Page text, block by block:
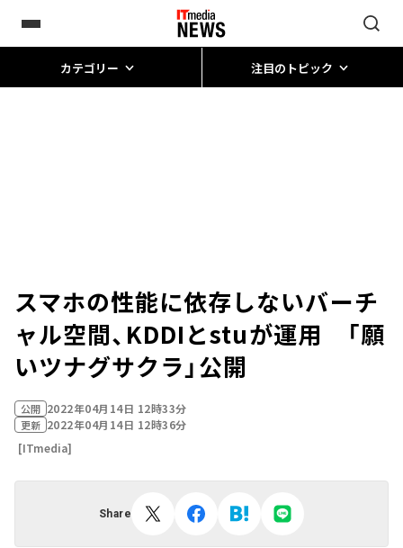
カテゴリー 注目のトピック
スマホの性能に依存しないバーチ
ャル空間、KDDIとstuが運用 「願
いツナグサクラ」公開
公開 2022年04月14日 12時33分
更新 2022年04月14日 12時36分
[ITmedia]
Share